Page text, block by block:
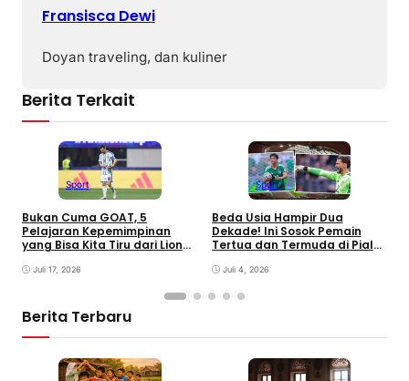
Fransisca Dewi
Doyan traveling, dan kuliner
Berita Terkait
Sport
Bukan Cuma GOAT, 5
Pelajaran Kepemimpinan
yang Bisa Kita Tiru dari Lionel
Juli 17, 2026
Sport
Beda Usia Hampir Dua
Dekade! Ini Sosok Pemain
Tertua dan Termuda di Piala
Juli 4, 2026
Berita Terbaru